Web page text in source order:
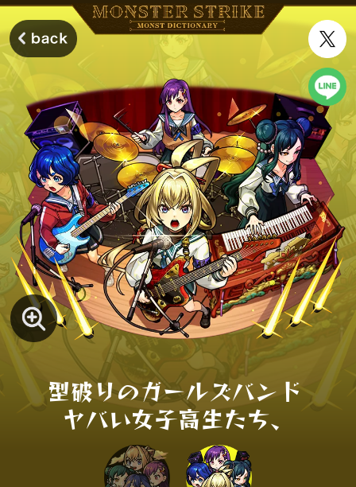
型破りのガールズバンド
ヤバい女子高生たち、